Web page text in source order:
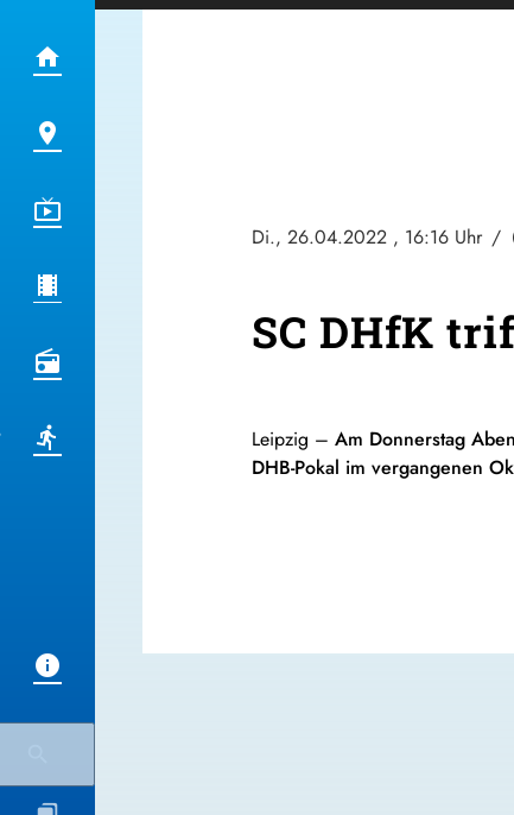
Di., 26.04.2022 , 16:16 Uhr /
SC DHfK
Leipzig – Am Donnerstag
DHB-Pokal im vergangenen